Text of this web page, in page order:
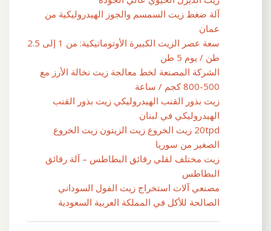
آلة ضغط زيت السمسم والجوز الهيدروليكية من
عمان
سعة عصر الزيت الكبيرة الأوتوماتيكية: من 1 إلى 2.5
طن / يوم 5 طن
الشركة المصنعة لخط معالجة زيت نخالة الأرز مع
500-800 كجم / ساعة
زيت بذور القنب الهيدروليكي زيت بذور القنب
الهيدروليكي في لبنان
20tpd زيت الخروع زيت الزيتون زيت الخروع
الصغير من سوريا
زيت مختلف لقلي رقائق البطاطس – آلة رقائق
البطاطس
مصنعي آلات استخراج زيت الفول السوداني
الصالحة للأكل في المملكة العربية السعودية